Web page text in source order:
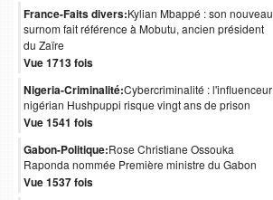
France-Faits divers:Kylian Mbappé : son nouveau
surnom fait référence à Mobutu, ancien président
du Zaïre
Vue 1713 fois
Nigeria-Criminalité:Cybercriminalité : l'influenceur
nigérian Hushpuppi risque vingt ans de prison
Vue 1541 fois
Gabon-Politique:Rose Christiane Ossouka
Raponda nommée Première ministre du Gabon
Vue 1537 fois